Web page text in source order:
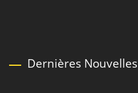
Dernières Nouvelles